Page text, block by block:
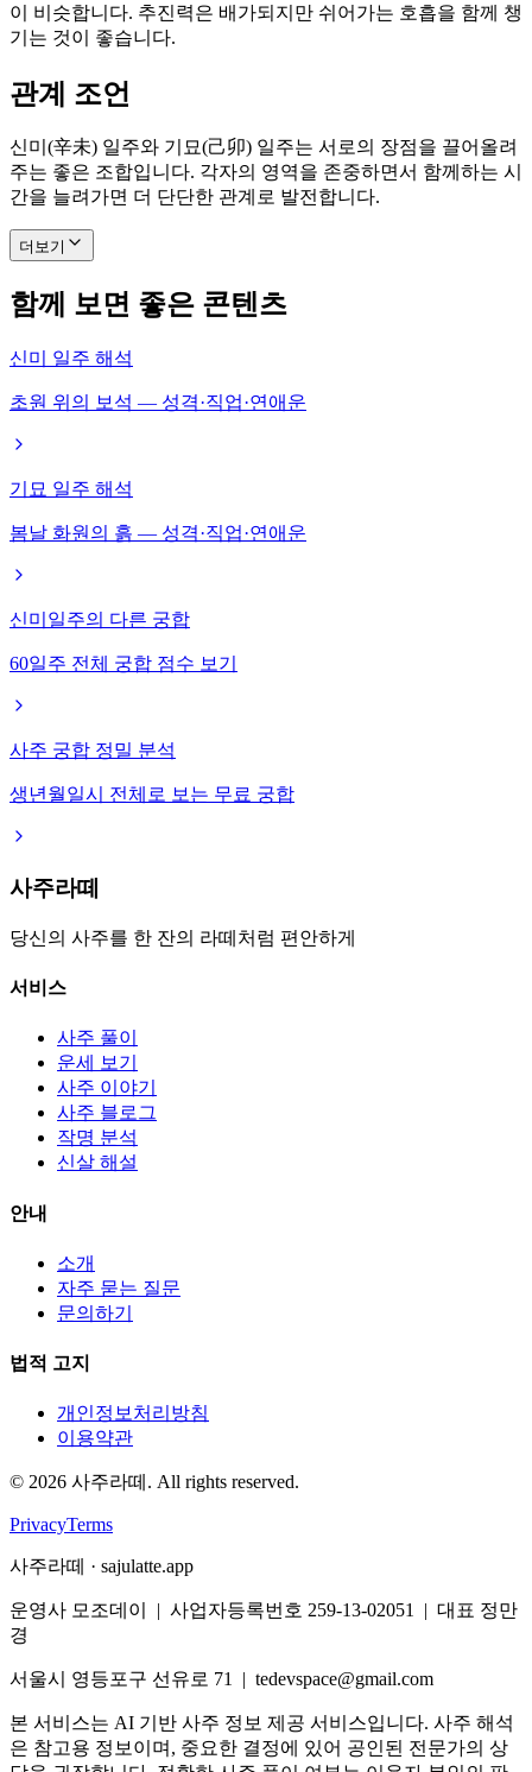
이 비슷합니다. 추진력은 배가되지만 쉬어가는 호흡을 함께 챙
기는 것이 좋습니다.
관계 조언
신미(辛未) 일주와 기묘(己卯) 일주는 서로의 장점을 끌어올려
주는 좋은 조합입니다. 각자의 영역을 존중하면서 함께하는 시
간을 늘려가면 더 단단한 관계로 발전합니다.
더보기
함께 보면 좋은 콘텐츠
신미 일주 해석
초원 위의 보석 — 성격·직업·연애운
기묘 일주 해석
봄날 화원의 흙 — 성격·직업·연애운
신미일주의 다른 궁합
60일주 전체 궁합 점수 보기
사주 궁합 정밀 분석
생년월일시 전체로 보는 무료 궁합
사주라떼
당신의 사주를 한 잔의 라떼처럼 편안하게
서비스
사주 풀이
운세 보기
사주 이야기
사주 블로그
작명 분석
신살 해설
안내
소개
자주 묻는 질문
문의하기
법적 고지
개인정보처리방침
이용약관
© 2026 사주라떼. All rights reserved.
PrivacyTerms
사주라떼 · sajulatte.app
운영사 모조데이 | 사업자등록번호 259-13-02051 | 대표 정만
경
서울시 영등포구 선유로 71 | tedevspace@gmail.com
본 서비스는 AI 기반 사주 정보 제공 서비스입니다. 사주 해석
은 참고용 정보이며, 중요한 결정에 있어 공인된 전문가의 상